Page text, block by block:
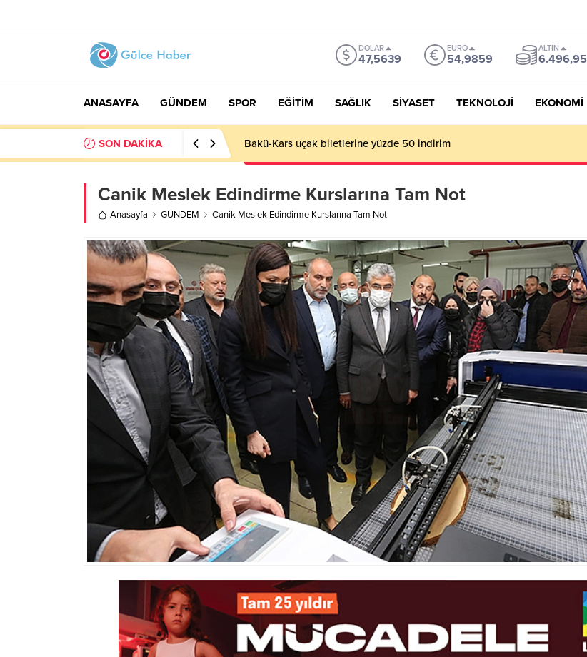
DOLAR
47,5639
EURO
54,9859
ALTIN
6.496,95
ANASAYFA GÜNDEM SPOR EĞİTİM SAĞLIK SİYASET TEKNOLOJİ EKONOMİ
SON DAKİKA Basın İlan Kurumu Genel Müdürü Çay, Bursa’da gazetecilerle buluştu
Canik Meslek Edindirme Kurslarına Tam Not
Anasayfa GÜNDEM Canik Meslek Edindirme Kurslarına Tam Not